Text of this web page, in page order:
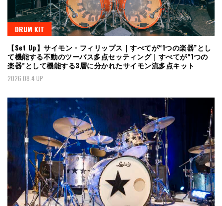
DRUM KIT
【Set Up】サイモン・フィリップス｜すべてが“1つの楽器”とし
て機能する不動のツーバス多点セッティング｜すべてが“1つの
楽器”として機能する3層に分かれたサイモン流多点キット
2026.08.4 UP